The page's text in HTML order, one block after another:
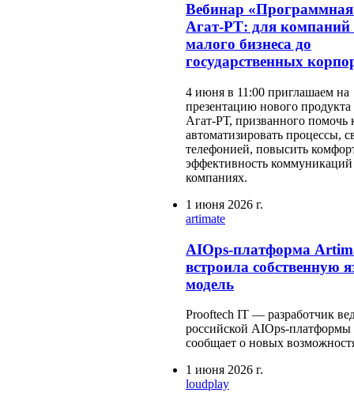
Вебинар
Агат-РТ: для компаний
малого бизнеса до
государственных
4 июня в 11:00 приглашаем на
презентацию нового
Агат-РТ, призванного помочь
автоматизировать процессы,
телефонией, повысить
эффективность
компаниях.
1 июня 2026 г.
artimate
AIOps-платформа
встроила собственную
модель
Prooftech IT — разработчик
российской AIOps-платформы
сообщает о новых
1 июня 2026 г.
loudplay